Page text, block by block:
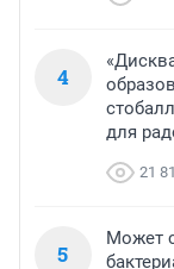
4
для
21
5
Может